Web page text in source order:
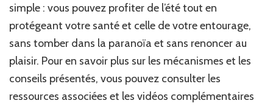
simple : vous pouvez profiter de l’été tout en
protégeant votre santé et celle de votre entourage,
sans tomber dans la paranoïa et sans renoncer au
plaisir. Pour en savoir plus sur les mécanismes et les
conseils présentés, vous pouvez consulter les
ressources associées et les vidéos complémentaires